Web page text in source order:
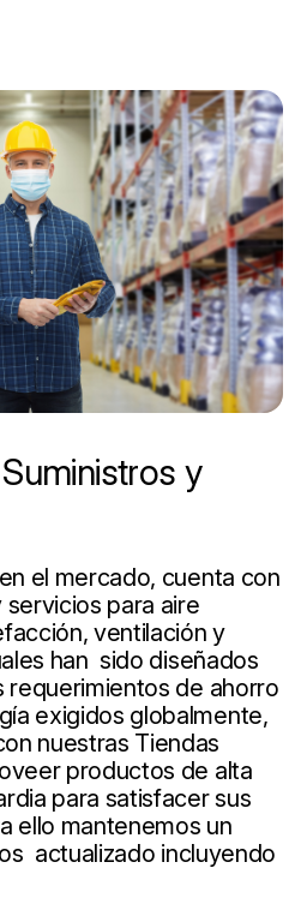
y
el mercado, cuenta con
para aire
ventilación y
han sido diseñados
requerimientos de ahorro
exigidos globalmente,
nuestras Tiendas
productos de alta
para satisfacer sus
ello mantenemos un
actualizado incluyendo